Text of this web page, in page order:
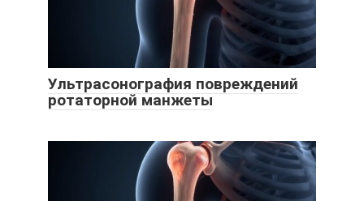
Ультрасонография повреждений
ротаторной манжеты